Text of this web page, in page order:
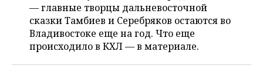
ЭНЕРГЕТИКА
ТЕЛЕКОММУНИКАЦИИ
ВЫЕЗДНАЯ РЕДАКЦИЯ
БИЗНЕС-БРАНЧИ
НОВОСТИ СПОРТА
ФУТБОЛ
ОБЩЕСТВО
НОВОСТИ ОБЩЕСТВА
ФОТОГАЛЕРЕЯ
— главные творцы дальневосточной
сказки Тамбиев и Серебряков остаются во
Владивостоке еще на год. Что еще
происходило в КХЛ — в материале.